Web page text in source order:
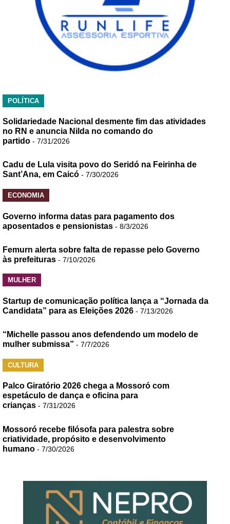
POLÍTICA
Solidariedade Nacional desmente fim das atividades
no RN e anuncia Nilda no comando do
partido - 7/31/2026
Cadu de Lula visita povo do Seridó na Feirinha de
Sant’Ana, em Caicó - 7/30/2026
ECONOMIA
Governo informa datas para pagamento dos
aposentados e pensionistas - 8/3/2026
Femurn alerta sobre falta de repasse pelo Governo
às prefeituras - 7/10/2026
MULHER
Startup de comunicação política lança a “Jornada da
Candidata” para as Eleições 2026 - 7/13/2026
“Michelle passou anos defendendo um modelo de
mulher submissa” - 7/7/2026
CULTURA
Palco Giratório 2026 chega a Mossoró com
espetáculo de dança e oficina para
crianças - 7/31/2026
Mossoró recebe filósofa para palestra sobre
criatividade, propósito e desenvolvimento
humano - 7/30/2026